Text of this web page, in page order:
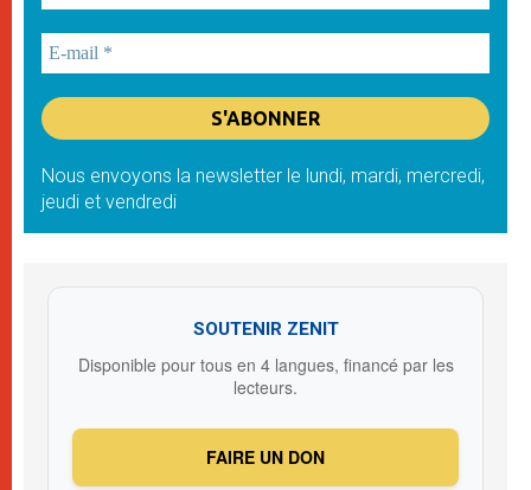
Nous envoyons la newsletter le lundi, mardi, mercredi,
jeudi et vendredi
SOUTENIR ZENIT
Disponible pour tous en 4 langues, financé par les
lecteurs.
FAIRE UN DON